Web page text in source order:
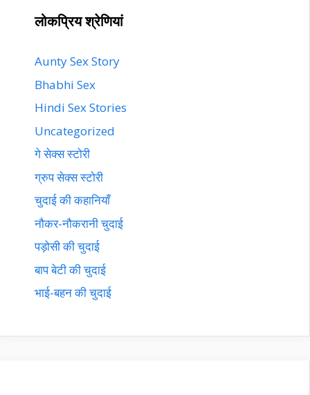
लोकप्रिय श्रेणियां
Aunty Sex Story
Bhabhi Sex
Hindi Sex Stories
Uncategorized
गे सेक्स स्टोरी
ग्रुप सेक्स स्टोरी
चुदाई की कहानियाँ
नौकर-नौकरानी चुदाई
पड़ोसी की चुदाई
बाप बेटी की चुदाई
भाई-बहन की चुदाई